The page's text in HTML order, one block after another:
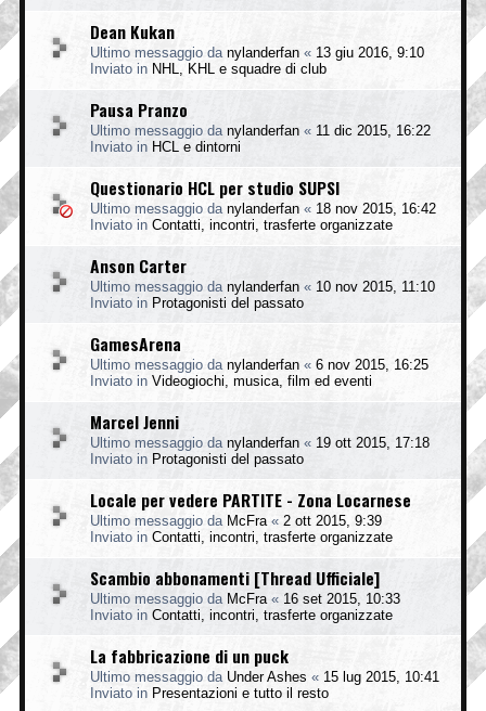
Dean Kukan
Ultimo messaggio da nylanderfan « 13 giu 2016, 9:10
Inviato in NHL, KHL e squadre di club
Pausa Pranzo
Ultimo messaggio da nylanderfan « 11 dic 2015, 16:22
Inviato in HCL e dintorni
Questionario HCL per studio SUPSI
Ultimo messaggio da nylanderfan « 18 nov 2015, 16:42
Inviato in Contatti, incontri, trasferte organizzate
Anson Carter
Ultimo messaggio da nylanderfan « 10 nov 2015, 11:10
Inviato in Protagonisti del passato
GamesArena
Ultimo messaggio da nylanderfan « 6 nov 2015, 16:25
Inviato in Videogiochi, musica, film ed eventi
Marcel Jenni
Ultimo messaggio da nylanderfan « 19 ott 2015, 17:18
Inviato in Protagonisti del passato
Locale per vedere PARTITE - Zona Locarnese
Ultimo messaggio da McFra « 2 ott 2015, 9:39
Inviato in Contatti, incontri, trasferte organizzate
Scambio abbonamenti [Thread Ufficiale]
Ultimo messaggio da McFra « 16 set 2015, 10:33
Inviato in Contatti, incontri, trasferte organizzate
La fabbricazione di un puck
Ultimo messaggio da Under Ashes « 15 lug 2015, 10:41
Inviato in Presentazioni e tutto il resto